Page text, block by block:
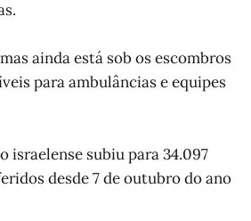
ainda está sob os escombros
para ambulâncias e equipes
israelense subiu para 34.097
desde 7 de outubro do ano